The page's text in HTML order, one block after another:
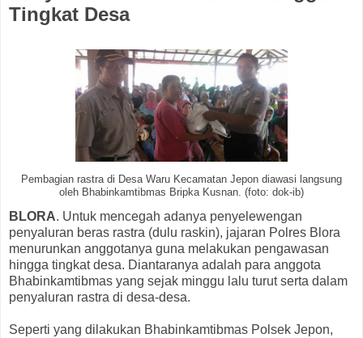
Tingkat Desa
Pembagian rastra di Desa Waru Kecamatan Jepon diawasi langsung
oleh Bhabinkamtibmas Bripka Kusnan. (foto: dok-ib)
BLORA. Untuk mencegah adanya penyelewengan
penyaluran beras rastra (dulu raskin), jajaran Polres Blora
menurunkan anggotanya guna melakukan pengawasan
hingga tingkat desa. Diantaranya adalah para anggota
Bhabinkamtibmas yang sejak minggu lalu turut serta dalam
penyaluran rastra di desa-desa.
Seperti yang dilakukan Bhabinkamtibmas Polsek Jepon,